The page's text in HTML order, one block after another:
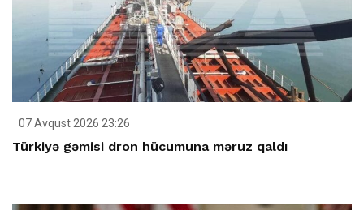
07 Avqust 2026 23:26
Türkiyə gəmisi dron hücumuna məruz qaldı